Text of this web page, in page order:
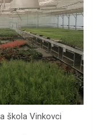
škola Vinkovci